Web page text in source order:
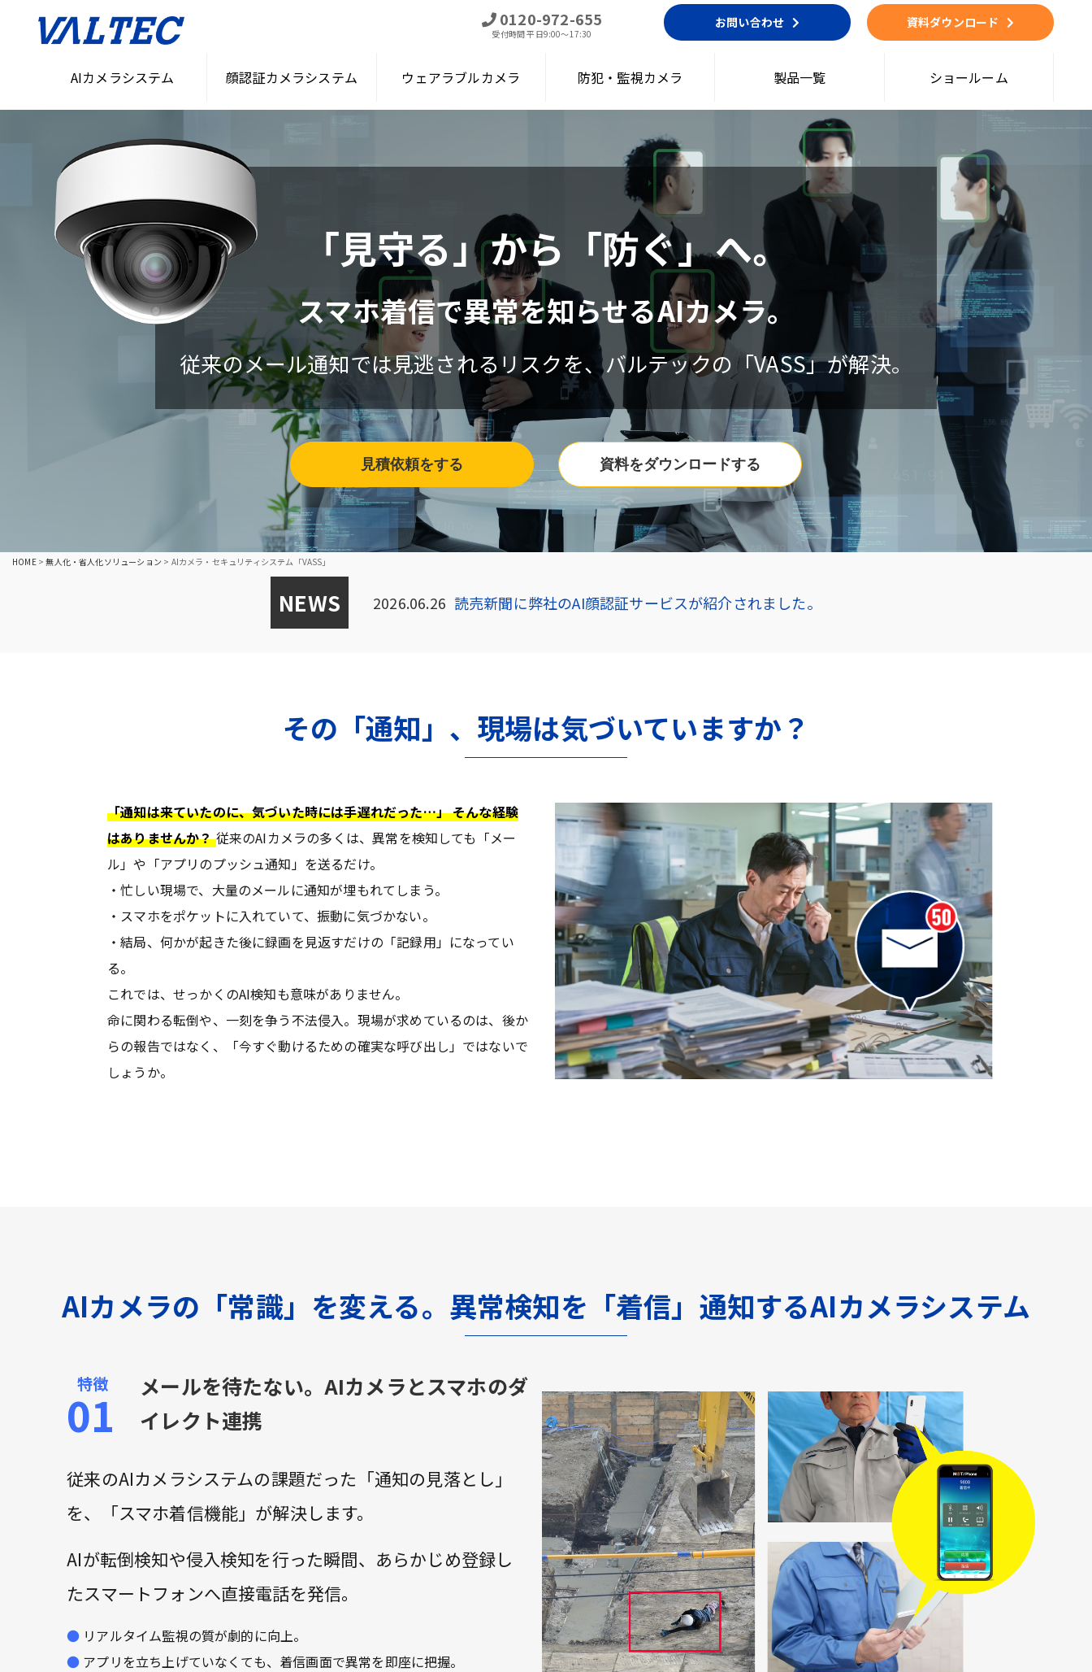
0120-972-655
受付時間平日9:00～17:30
お問い合わせ 資料ダウンロード
AIカメラシステム 顔認証カメラシステム ウェアラブルカメラ 防犯・監視カメラ 製品一覧 ショールーム
HOME>無人化・省人化ソリューション > AIカメラ・セキュリティシステム「VASS」
「見守る」から「防ぐ」へ。
スマホ着信で異常を知らせるAIカメラ。
従来のメール通知では見逃されるリスクを、バルテックの「VASS」が解決。
見積依頼をする 資料をダウンロードする
NEWS 2026.06.26 読売新聞に弊社のAI顔認証サービスが紹介されました。
その「通知」、現場は気づいていますか？
「通知は来ていたのに、気づいた時には手遅れだった…」 そんな経験
はありませんか？従来のAIカメラの多くは、異常を検知しても「メー
ル」や「アプリのプッシュ通知」を送るだけ。
・忙しい現場で、大量のメールに通知が埋もれてしまう。
・スマホをポケットに入れていて、振動に気づかない。
・結局、何かが起きた後に録画を見返すだけの「記録用」になってい
る。
これでは、せっかくのAI検知も意味がありません。
命に関わる転倒や、一刻を争う不法侵入。現場が求めているのは、後か
らの報告ではなく、「今すぐ動けるための確実な呼び出し」ではないで
しょうか。
AIカメラの「常識」を変える。異常検知を「着信」通知するAIカメラシステム
メールを待たない。AIカメラとスマホのダ
イレクト連携
従来のAIカメラシステムの課題だった「通知の見落とし」
を、「スマホ着信機能」が解決します。
AIが転倒検知や侵入検知を行った瞬間、あらかじめ登録し
たスマートフォンへ直接電話を発信。
リアルタイム監視の質が劇的に向上。
アプリを立ち上げていなくても、着信画面で異常を即座に把握。